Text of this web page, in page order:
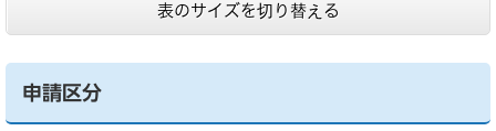
表のサイズを切り替える
申請区分